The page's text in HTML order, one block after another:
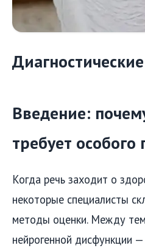
Введение:
требует особого
Когда речь заходит о
некоторые специалисты
методы оценки. Между
нейрогенной дисфункции